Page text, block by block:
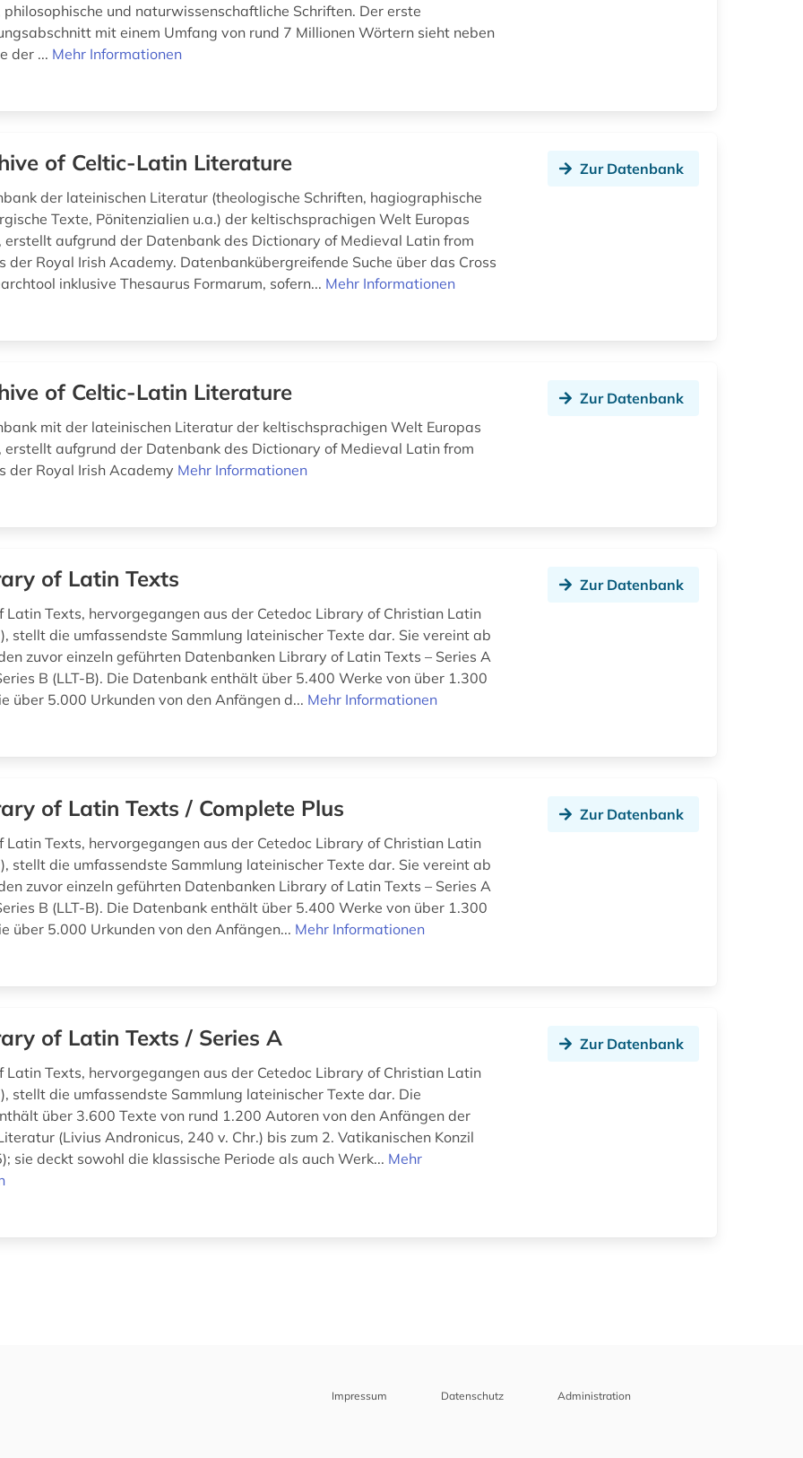
philosophische und naturwissenschaftliche Schriften. Der erste
mit einem Umfang von rund 7 Millionen Wörtern sieht neben
der ... Mehr Informationen
of Celtic-Latin Literature
der lateinischen Literatur (theologische Schriften, hagiographische
Texte, Pönitenzialien u.a.) der keltischsprachigen Welt Europas
erstellt aufgrund der Datenbank des Dictionary of Medieval Latin from
der Royal Irish Academy. Datenbankübergreifende Suche über das Cross
inklusive Thesaurus Formarum, sofern... Mehr Informationen
Zur Datenbank
of Celtic-Latin Literature
mit der lateinischen Literatur der keltischsprachigen Welt Europas
erstellt aufgrund der Datenbank des Dictionary of Medieval Latin from
der Royal Irish Academy Mehr Informationen
Zur Datenbank
of Latin Texts
Latin Texts, hervorgegangen aus der Cetedoc Library of Christian Latin
stellt die umfassendste Sammlung lateinischer Texte dar. Sie vereint ab
zuvor einzeln geführten Datenbanken Library of Latin Texts – Series A
B (LLT-B). Die Datenbank enthält über 5.400 Werke von über 1.300
über 5.000 Urkunden von den Anfängen d... Mehr Informationen
Zur Datenbank
of Latin Texts / Complete Plus
Latin Texts, hervorgegangen aus der Cetedoc Library of Christian Latin
stellt die umfassendste Sammlung lateinischer Texte dar. Sie vereint ab
zuvor einzeln geführten Datenbanken Library of Latin Texts – Series A
B (LLT-B). Die Datenbank enthält über 5.400 Werke von über 1.300
über 5.000 Urkunden von den Anfängen... Mehr Informationen
Zur Datenbank
of Latin Texts / Series A
Latin Texts, hervorgegangen aus der Cetedoc Library of Christian Latin
stellt die umfassendste Sammlung lateinischer Texte dar. Die
über 3.600 Texte von rund 1.200 Autoren von den Anfängen der
(Livius Andronicus, 240 v. Chr.) bis zum 2. Vatikanischen Konzil
sie deckt sowohl die klassische Periode als auch Werk... Mehr
Zur Datenbank
Impressum Datenschutz Administration